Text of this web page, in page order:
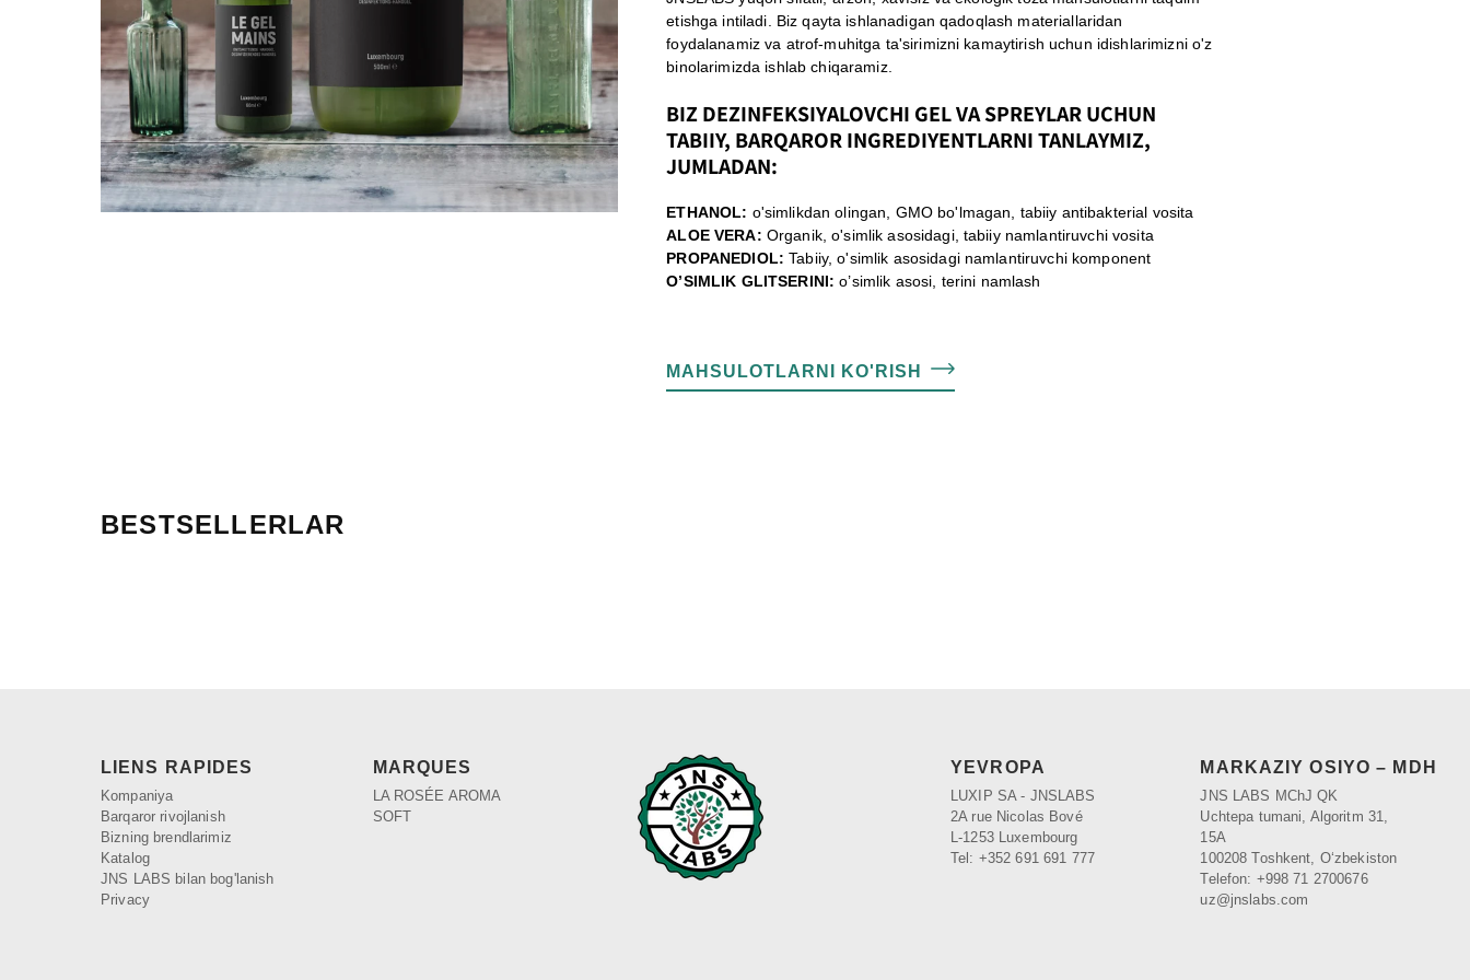
etishga intiladi. Biz qayta ishlanadigan qadoqlash materiallaridan
foydalanamiz va atrof-muhitga ta'sirimizni kamaytirish uchun idishlarimizni o'z
binolarimizda ishlab chiqaramiz.
BIZ DEZINFEKSIYALOVCHI GEL VA SPREYLAR UCHUN
TABIIY, BARQAROR INGREDIYENTLARNI TANLAYMIZ,
JUMLADAN:
ETHANOL: o'simlikdan olingan, GMO bo'lmagan, tabiiy antibakterial vosita
ALOE VERA: Organik, o'simlik asosidagi, tabiiy namlantiruvchi vosita
PROPANEDIOL: Tabiiy, o'simlik asosidagi namlantiruvchi komponent
O’SIMLIK GLITSERINI: o’simlik asosi, terini namlash
MAHSULOTLARNI KO'RISH
BESTSELLERLAR
LIENS RAPIDES
Kompaniya
Barqaror rivojlanish
Bizning brendlarimiz
Katalog
JNS LABS bilan bog'lanish
Privacy
MARQUES
LA ROSÉE AROMA
SOFT
YEVROPA
LUXIP SA - JNSLABS
2A rue Nicolas Bové
L-1253 Luxembourg
Tel: +352 691 691 777
MARKAZIY OSIYO – MDH
JNS LABS MChJ QK
Uchtepa tumani, Algoritm 31,
15A
100208 Toshkent, Oʻzbekiston
Telefon: +998 71 2700676
uz@jnslabs.com